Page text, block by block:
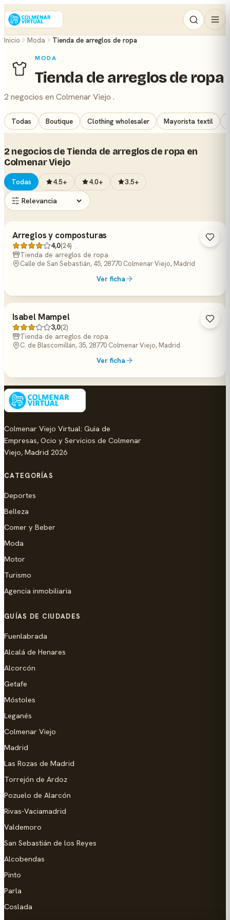
Inicio Moda Tienda de arreglos de ropa
MODA
Tienda de arreglos de ropa
2 negocios en Colmenar Viejo .
Todas Boutique Clothing wholesaler Mayorista textil
2 negocios de Tienda de arreglos de ropa en
Colmenar Viejo
Todas 4.5+ 4.0+ 3.5+
Arreglos y composturas
4,0(24)
Tienda de arreglos de ropa
Calle de San Sebastián, 45, 28770 Colmenar Viejo, Madrid
Ver ficha
Isabel Mampel
3,0(2)
Tienda de arreglos de ropa
C. de Blascomillán, 35, 28770 Colmenar Viejo, Madrid
Ver ficha
Colmenar Viejo Virtual: Guia de
Empresas, Ocio y Servicios de Colmenar
Viejo, Madrid 2026
CATEGORÍAS
Deportes
Belleza
Comer y Beber
Moda
Motor
Turismo
Agencia inmobiliaria
GUÍAS DE CIUDADES
Fuenlabrada
Alcalá de Henares
Alcorcón
Getafe
Móstoles
Leganés
Colmenar Viejo
Madrid
Las Rozas de Madrid
Torrejón de Ardoz
Pozuelo de Alarcón
Rivas-Vaciamadrid
Valdemoro
San Sebastián de los Reyes
Alcobendas
Pinto
Parla
Coslada